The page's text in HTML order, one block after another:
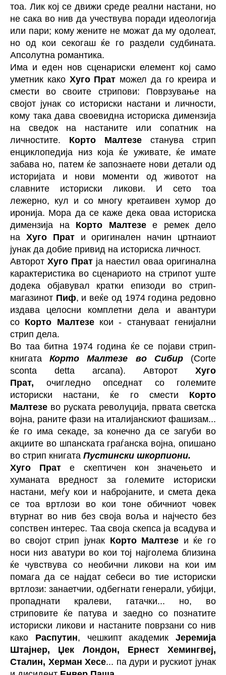
тоа. Лик кој се движи среде реални настани, но
не сака во нив да учествува поради идеологија
или пари; кому жените не можат да му одолеат,
но од кои секогаш ќе го раздели судбината.
Апсолутна романтика.
Има и еден нов сценариски елемент кој само
уметник како Хуго Прат можел да го креира и
смести во своите стрипови: Поврзување на
својот јунак со историски настани и личности,
кому така дава своевидна историска димензија
на сведок на настаните или сопатник на
личностите. Корто Малтезе станува стрип
енциклопедија низ која ќе уживате, ќе имате
забава но, патем ќе запознаете нови детали од
историјата и нови моменти од животот на
славните историски ликови. И сето тоа
лежерно, кул и со многу кретаивен хумор до
иронија. Мора да се каже дека оваа историска
димензија на Корто Малтезее ремек дело
на Хуго Прати оригинален начин цртнаиот
јунак да добие привид на историска личност.
Авторот Хуго Прат ја наестил оваа оригинална
карактеристика во сценариото на стрипот уште
додека објавувал кратки епизоди во стрип-
магазинот Пиф, и веќе од 1974 година редовно
издава целосни комплетни дела и авантури
со Корто Малтезекои - стануваат генијални
стрип дела.
Во таа битна 1974 година ќе се појави стрип-
книгатаКорто Малтезе во Сибир(Corte
sconta detta arcana). Авторот Хуго
Прат, очигледно опседнат со големите
историски настани, ќе го смести Корто
Малтезе во руската револуција, првата светска
војна, раните фази на италијанскиот фашизам...
ќе го има секаде, за конечно да се загуби во
акциите во шпанската граѓанска војна, опишано
во стрип книгата Пустински шкорпиони.
Хуго Прат е скептичен кон значењето и
хуманата вредност за големите историски
настани, меѓу кои и набројаните, и смета дека
се тоа вртлози во кои тоне обичниот човек
втурнат во нив без своја воља и најчесто без
сопствен интерес. Таа своја скепса ја всадува и
во својот стрип јунак Корто Малтезе и ќе го
носи низ аватури во кои тој најголема близина
ќе чувствува со необични ликови на кои им
помага да се најдат себеси во тие историски
вртлози: занаетчии, одбегнати генерали, убијци,
пропаднати кралеви, гатачки... но, во
стриповите ќе патува и заедно со познатите
историски ликови и настаните поврзани со нив
како Распутин, чешкипт академик Јеремија
Штајнер, Џек Лондон, Ернест Хемингвеј,
Сталин, Херман Хесе... па дури и рускиот јунак